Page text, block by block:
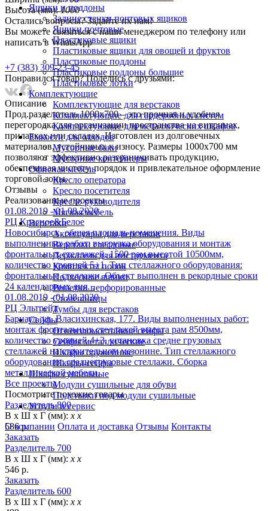
Ящики и поддоны
Задние стенки почтовых ящиков
Ящики почтовые
Пластиковые ящики
Пластиковые ящики для овощей и фруктов
Пластиковые поддоны
Пластиковые поддоны большие
Пластиковые лотки
Комплектующие
Комплектующие для верстаков
Комплектующие для гардеробных систем
Комплектующие для металлических шкафов
Емкости для отходов
Мусорные баки
Мусорные контейнеры
Офисная мебель
Кресло оператора
Кресло посетителя
Кресло руководителя
Мягкая мебель
Верстаки
Аксессуары для верстаков
Верстаки слесарные
Держатель для инструмента
Комплекты полок
Подвесные ящики
Решетки перфорированные
Столешницы
Тумбы для верстаков
Сейфы
Огневзломостойкие сейфы
Сейфы металлические
Шкафы оружейные
Шкафы-сейфы
Шкафы сушильные
Модули сушильные для обуви
Подставки под модули сушильные
Услуги и сервис
О компании Оплата и доставка Отзывы Контакты
Высота (мм):1000
Остались вопросы? Задайте их нам!
Вы можете связаться с наши менеджером по телефону или
написать в WhatsApp
+7 (383) 309-23-45
Понравился товар? Поделись с друзьями:
Описание
Прод.разделитель 1000x700 – это прочная и удобная
перегородка для организации пространства на витринах,
прилавках или складах. Изготовлен из долговечных
материалов, устойчивых к износу. Размеры 1000x700 мм
позволяют эффективно разграничивать продукцию,
обеспечивая чистоту, порядок и привлекательное оформление
торговой зоны.
Отзывы
Реализованныe проекты
01.08.2019 - 01.08.2020
РЦ Красное&Белое
Новосибирск, общая площадь помещения. Виды
выполненных работ: выгрузка оборудования и монтаж
фронтальных стеллажей, 1500 рам высотой 10500мм,
количество уровней 5+1. Тип стеллажного оборудования:
фронтальные стеллажи. Объект выполнен в рекордные сроки
24 календарных дня. .
01.08.2019 - 01.08.2020
РЦ Эльтрейд
Барнаул, ул. Власихинская, 177. Виды выполненных работ:
монтаж фронтальных стеллажей высота рам 8500мм,
количество уровней 4+3, установка средне грузовых
стеллажей на строительном мезонине. Тип стеллажного
оборудования: среднегрузовые стеллажи. Сборка
металлической мебели.
Все проекты
Посмотрите похожие товары
Разделитель 800
В х Ш х Г (мм): х х
586 р.
Заказать
Разделитель 700
В х Ш х Г (мм): х х
546 р.
Заказать
Разделитель 600
В х Ш х Г (мм): х х